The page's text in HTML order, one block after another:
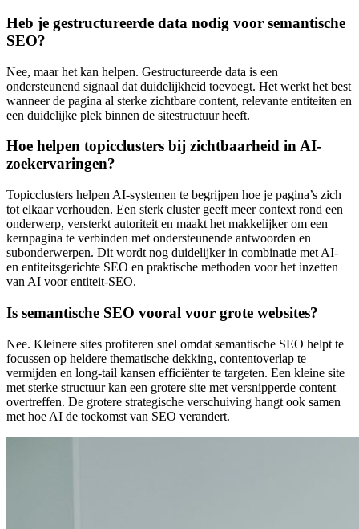
Heb je gestructureerde data nodig voor semantische
SEO?
Nee, maar het kan helpen. Gestructureerde data is een
ondersteunend signaal dat duidelijkheid toevoegt. Het werkt het best
wanneer de pagina al sterke zichtbare content, relevante entiteiten en
een duidelijke plek binnen de sitestructuur heeft.
Hoe helpen topicclusters bij zichtbaarheid in AI-
zoekervaringen?
Topicclusters helpen AI-systemen te begrijpen hoe je pagina’s zich
tot elkaar verhouden. Een sterk cluster geeft meer context rond een
onderwerp, versterkt autoriteit en maakt het makkelijker om een
kernpagina te verbinden met ondersteunende antwoorden en
subonderwerpen. Dit wordt nog duidelijker in combinatie met AI-
en entiteitsgerichte SEO en praktische methoden voor het inzetten
van AI voor entiteit-SEO.
Is semantische SEO vooral voor grote websites?
Nee. Kleinere sites profiteren snel omdat semantische SEO helpt te
focussen op heldere thematische dekking, contentoverlap te
vermijden en long-tail kansen efficiënter te targeten. Een kleine site
met sterke structuur kan een grotere site met versnipperde content
overtreffen. De grotere strategische verschuiving hangt ook samen
met hoe AI de toekomst van SEO verandert.